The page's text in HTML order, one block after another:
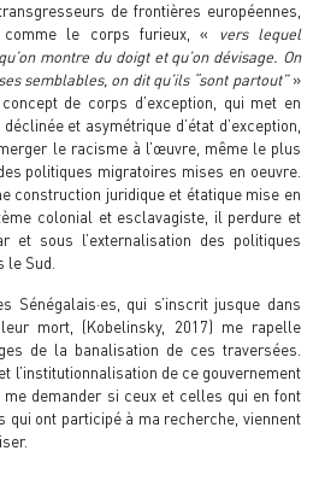
de frontières européennes,
le corps furieux, « vers lequel
montre du doigt et qu’on dévisage. On
semblables, on dit qu’ils “sont partout”»
de corps d’exception, qui met en
et asymétrique d’état d’exception,
le racisme à l’œuvre, même le plus
politiques migratoires mises en oeuvre.
construction juridique et étatique mise en
colonial et esclavagiste, il perdure et
et sous l’externalisation des politiques
Sud.
Sénégalais·es, qui s’inscrit jusque dans
mort, (Kobelinsky, 2017) me rapelle
de la banalisation de ces traversées.
l’institutionnalisation de ce gouvernement
me demander si ceux et celles qui en font
qui ont participé à ma recherche, viennent